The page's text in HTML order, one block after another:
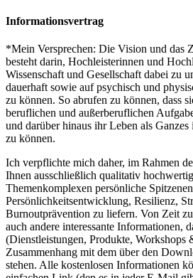
Informationsvertrag
*Mein Versprechen: Die Vision und das
besteht darin, Hochleisterinnen und
Wissenschaft und Gesellschaft dabei zu
dauerhaft sowie auf psychisch und
zu können. So abrufen zu können, dass
beruflichen und außerberuflichen
und darüber hinaus ihr Leben als
zu können.
Ich verpflichte mich daher, im Rahmen
Ihnen ausschließlich qualitativ
Themenkomplexen persönliche
Persönlichkeitsentwicklung, Resilienz,
Burnoutprävention zu liefern. Von Zeit
auch andere interessante Informationen,
(Dienstleistungen, Produkte, Workshops
Zusammenhang mit dem über den
stehen. Alle kostenlosen Informationen